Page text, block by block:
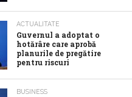
ACTUALITATE
Guvernul a adoptat o
hotărâre care aprobă
planurile de pregătire
pentru riscuri
BUSINESS